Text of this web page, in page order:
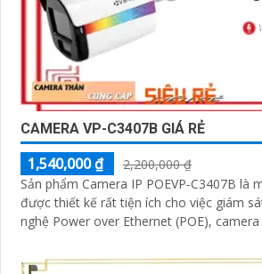
CAMERA VP-C3407B GIÁ RẺ
1,540,000 ₫
2,200,000 ₫
Sản phẩm Camera IP POEVP-C3407B là
được thiết kế rất tiện ích cho việc giám sát an
nghệ Power over Ethernet (POE),